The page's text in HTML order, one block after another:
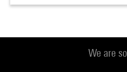
We are